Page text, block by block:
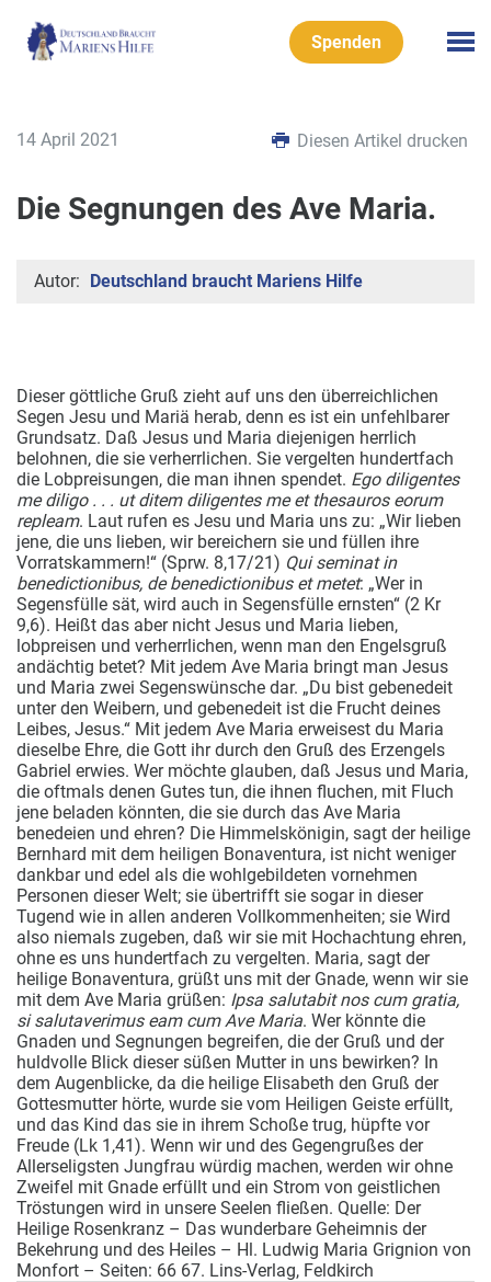
Spenden
14 April 2021 Diesen Artikel drucken
Die Segnungen des Ave Maria.
Autor: Deutschland braucht Mariens Hilfe
Dieser göttliche Gruß zieht auf uns den überreichlichen
Segen Jesu und Mariä herab, denn es ist ein unfehlbarer
Grundsatz. Daß Jesus und Maria diejenigen herrlich
belohnen, die sie verherrlichen. Sie vergelten hundertfach
die Lobpreisungen, die man ihnen spendet. Ego diligentes
me diligo . . . ut ditem diligentes me et thesauros eorum
repleam. Laut rufen es Jesu und Maria uns zu: „Wir lieben
jene, die uns lieben, wir bereichern sie und füllen ihre
Vorratskammern!“ (Sprw. 8,17/21) Qui seminat in
benedictionibus, de benedictionibus et metet: „Wer in
Segensfülle sät, wird auch in Segensfülle ernsten“ (2 Kr
9,6). Heißt das aber nicht Jesus und Maria lieben,
lobpreisen und verherrlichen, wenn man den Engelsgruß
andächtig betet? Mit jedem Ave Maria bringt man Jesus
und Maria zwei Segenswünsche dar. „Du bist gebenedeit
unter den Weibern, und gebenedeit ist die Frucht deines
Leibes, Jesus.“ Mit jedem Ave Maria erweisest du Maria
dieselbe Ehre, die Gott ihr durch den Gruß des Erzengels
Gabriel erwies. Wer möchte glauben, daß Jesus und Maria,
die oftmals denen Gutes tun, die ihnen fluchen, mit Fluch
jene beladen könnten, die sie durch das Ave Maria
benedeien und ehren? Die Himmelskönigin, sagt der heilige
Bernhard mit dem heiligen Bonaventura, ist nicht weniger
dankbar und edel als die wohlgebildeten vornehmen
Personen dieser Welt; sie übertrifft sie sogar in dieser
Tugend wie in allen anderen Vollkommenheiten; sie Wird
also niemals zugeben, daß wir sie mit Hochachtung ehren,
ohne es uns hundertfach zu vergelten. Maria, sagt der
heilige Bonaventura, grüßt uns mit der Gnade, wenn wir sie
mit dem Ave Maria grüßen: Ipsa salutabit nos cum gratia,
si salutaverimus eam cum Ave Maria. Wer könnte die
Gnaden und Segnungen begreifen, die der Gruß und der
huldvolle Blick dieser süßen Mutter in uns bewirken? In
dem Augenblicke, da die heilige Elisabeth den Gruß der
Gottesmutter hörte, wurde sie vom Heiligen Geiste erfüllt,
und das Kind das sie in ihrem Schoße trug, hüpfte vor
Freude (Lk 1,41). Wenn wir und des Gegengrußes der
Allerseligsten Jungfrau würdig machen, werden wir ohne
Zweifel mit Gnade erfüllt und ein Strom von geistlichen
Tröstungen wird in unsere Seelen fließen. Quelle: Der
Heilige Rosenkranz – Das wunderbare Geheimnis der
Bekehrung und des Heiles – Hl. Ludwig Maria Grignion von
Monfort – Seiten: 66­ 67. Lins-Verlag, Feldkirch